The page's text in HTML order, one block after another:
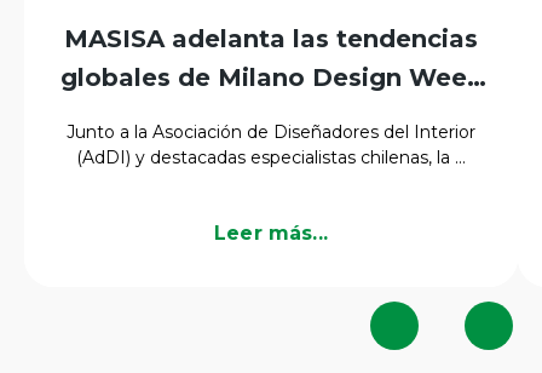
MASISA adelanta las tendencias
globales de Milano Design Week
latinoamericano
Junto a la Asociación de Diseñadores del Interior
(AdDI) y destacadas especialistas chilenas, la ...
Leer más...